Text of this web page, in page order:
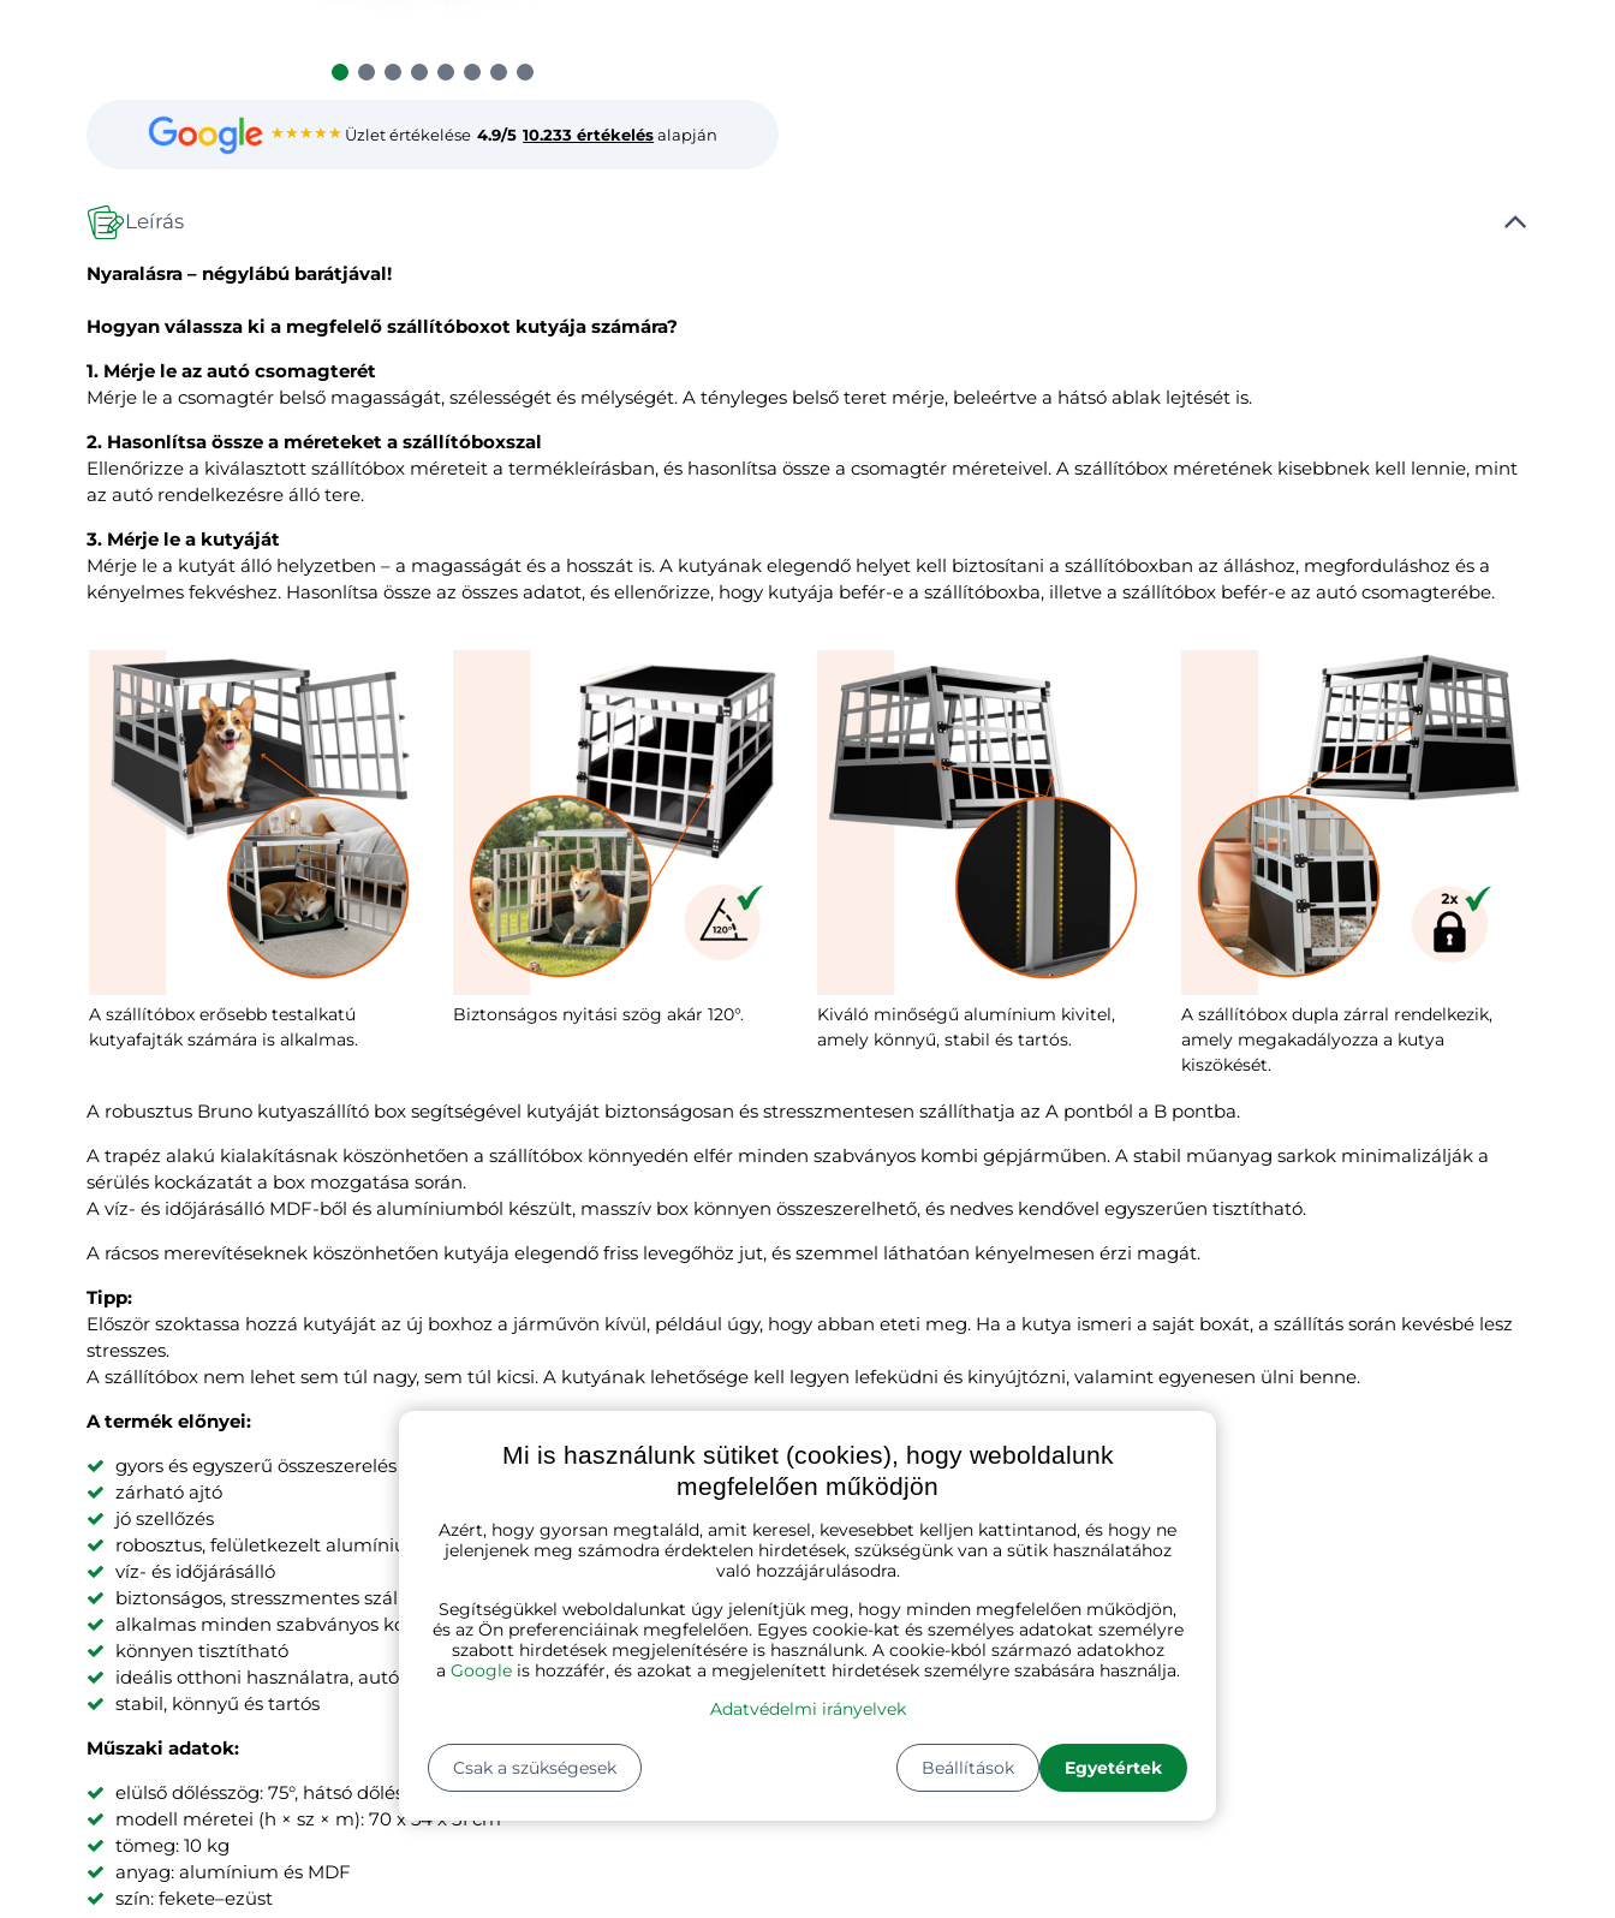
★★★★★ Üzlet értékelése 4.9/5 10.233 értékelésalapján
Leírás
Nyaralásra – négylábú barátjával!
Hogyan válassza ki a megfelelő szállítóboxot kutyája számára?
1. Mérje le az autó csomagterét
Mérje le a csomagtér belső magasságát, szélességét és mélységét. A tényleges belső teret mérje, beleértve a hátsó ablak lejtését is.
2. Hasonlítsa össze a méreteket a szállítóboxszal
Ellenőrizze a kiválasztott szállítóbox méreteit a termékleírásban, és hasonlítsa össze a csomagtér méreteivel. A szállítóbox méretének kisebbnek kell lennie, mint
az autó rendelkezésre álló tere.
3. Mérje le a kutyáját
Mérje le a kutyát álló helyzetben – a magasságát és a hosszát is. A kutyának elegendő helyet kell biztosítani a szállítóboxban az álláshoz, megforduláshoz és a
kényelmes fekvéshez. Hasonlítsa össze az összes adatot, és ellenőrizze, hogy kutyája befér-e a szállítóboxba, illetve a szállítóbox befér-e az autó csomagterébe.
A szállítóbox erősebb testalkatú
kutyafajták számára is alkalmas.
Biztonságos nyitási szög akár 120°.
Kiváló minőségű alumínium kivitel,
amely könnyű, stabil és tartós.
A szállítóbox dupla zárral rendelkezik,
amely megakadályozza a kutya
kiszökését.
A robusztus Bruno kutyaszállító box segítségével kutyáját biztonságosan és stresszmentesen szállíthatja az A pontból a B pontba.
A trapéz alakú kialakításnak köszönhetően a szállítóbox könnyedén elfér minden szabványos kombi gépjárműben. A stabil műanyag sarkok minimalizálják a
sérülés kockázatát a box mozgatása során.
A víz- és időjárásálló MDF-ből és alumíniumból készült, masszív box könnyen összeszerelhető, és nedves kendővel egyszerűen tisztítható.
A rácsos merevítéseknek köszönhetően kutyája elegendő friss levegőhöz jut, és szemmel láthatóan kényelmesen érzi magát.
Tipp:
Először szoktassa hozzá kutyáját az új boxhoz a járművön kívül, például úgy, hogy abban eteti meg. Ha a kutya ismeri a saját boxát, a szállítás során kevésbé lesz
stresszes.
A szállítóbox nem lehet sem túl nagy, sem túl kicsi. A kutyának lehetősége kell legyen lefeküdni és kinyújtózni, valamint egyenesen ülni benne.
A termék előnyei:
gyors és egyszerű összeszerelés
zárható ajtó
jó szellőzés
robosztus, felületkezelt alumínium és MDF
víz- és időjárásálló
biztonságos, stresszmentes szállítás
alkalmas minden szabványos kombi járműhöz
könnyen tisztítható
ideális otthoni használatra, autóba és repülőgépes utazáshoz
stabil, könnyű és tartós
Műszaki adatok:
elülső dőlésszög: 75°, hátsó dőlésszög: 75°
modell méretei (h × sz × m): 70 x 54 x 51 cm
tömeg: 10 kg
anyag: alumínium és MDF
szín: fekete–ezüst
Mi is használunk sütiket (cookies), hogy weboldalunk
megfelelően működjön
Azért, hogy gyorsan megtaláld, amit keresel, kevesebbet kelljen kattintanod, és hogy ne
jelenjenek meg számodra érdektelen hirdetések, szükségünk van a sütik használatához
való hozzájárulásodra.
Segítségükkel weboldalunkat úgy jelenítjük meg, hogy minden megfelelően működjön,
és az Ön preferenciáinak megfelelően. Egyes cookie-kat és személyes adatokat személyre
szabott hirdetések megjelenítésére is használunk. A cookie-kból származó adatokhoz
a Googleis hozzáfér, és azokat a megjelenített hirdetések személyre szabására használja.
Adatvédelmi irányelvek
Beállítások Egyetértek
Csak a szükségesek